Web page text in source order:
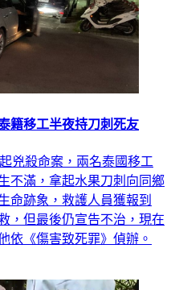
籍移工半夜持刀刺死友
兇殺命案，兩名泰國移工
不滿，拿起水果刀刺向同鄉
命跡象，救護人員獲報到
，但最後仍宣告不治，現在
依《傷害致死罪》偵辦。